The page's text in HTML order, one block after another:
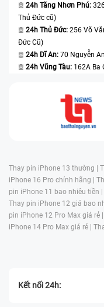
24h Tăng Nhơn Phú:
Thủ Đức cũ)
24h Thủ Đức: 256 Võ
Đức Cũ)
24h Dĩ An: 70 Nguyễn
24h Vũng Tàu: 162A Ba
Thay pin iPhone 13 thường |
iPhone 16 Pro chính hãng |
pin iPhone 11 bao nhiêu tiền |
Thay pin iPhone 12 giá bao
pin iPhone 12 Pro Max giá rẻ |
iPhone 14 Pro Max giá rẻ |
Kết nối 24h: